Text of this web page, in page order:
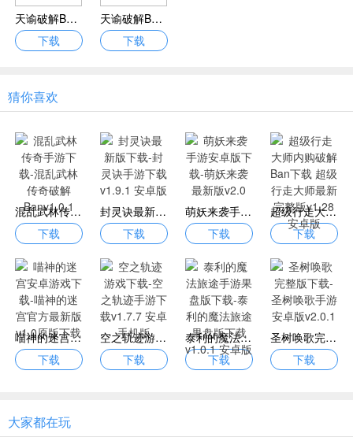
天谕破解Ban下载天谕最新版v1.0 安卓版
下载
天谕破解Ban下载 天谕最新版v0.101.0 安卓版
下载
猜你喜欢
混乱武林传奇手游下载-混乱武林传奇破解Banv1.0.1
下载
封灵诀最新版下载-封灵诀手游下载v1.9.1 安卓版
下载
萌妖来袭手游安卓版下载-萌妖来袭最新版v2.0
下载
超级行走大师内购破解Ban下载 超级行走大师最新完整版v1.28 安卓版
下载
喵神的迷宫安卓游戏下载-喵神的迷宫官方最新版v1.0原版下载
下载
空之轨迹游戏下载-空之轨迹手游下载v1.7.7 安卓手机版
下载
泰利的魔法旅途手游果盘版下载-泰利的魔法旅途果盘版下载v1.0.1 安卓版
下载
圣树唤歌完整版下载-圣树唤歌手游安卓版v2.0.1
下载
大家都在玩